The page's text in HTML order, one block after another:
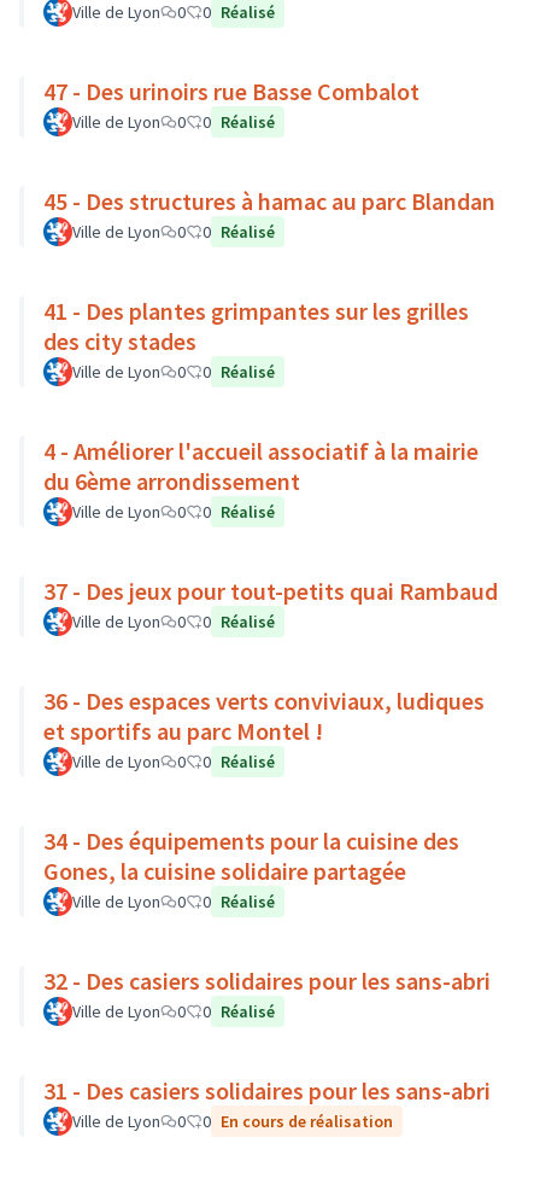
Ville de Lyon 0 0 Réalisé
47 - Des urinoirs rue Basse Combalot
Ville de Lyon 0 0 Réalisé
45 - Des structures à hamac au parc Blandan
Ville de Lyon 0 0 Réalisé
41 - Des plantes grimpantes sur les grilles
des city stades
Ville de Lyon 0 0 Réalisé
4 - Améliorer l'accueil associatif à la mairie
du 6ème arrondissement
Ville de Lyon 0 0 Réalisé
37 - Des jeux pour tout-petits quai Rambaud
Ville de Lyon 0 0 Réalisé
36 - Des espaces verts conviviaux, ludiques
et sportifs au parc Montel !
Ville de Lyon 0 0 Réalisé
34 - Des équipements pour la cuisine des
Gones, la cuisine solidaire partagée
Ville de Lyon 0 0 Réalisé
32 - Des casiers solidaires pour les sans-abri
Ville de Lyon 0 0 Réalisé
31 - Des casiers solidaires pour les sans-abri
Ville de Lyon 0 0 En cours de réalisation